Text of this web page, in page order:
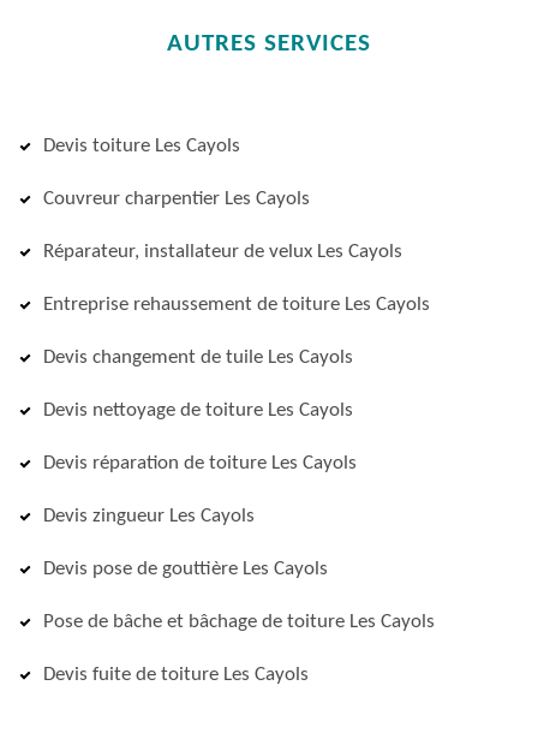
AUTRES SERVICES
Devis toiture Les Cayols
Couvreur charpentier Les Cayols
Réparateur, installateur de velux Les Cayols
Entreprise rehaussement de toiture Les Cayols
Devis changement de tuile Les Cayols
Devis nettoyage de toiture Les Cayols
Devis réparation de toiture Les Cayols
Devis zingueur Les Cayols
Devis pose de gouttière Les Cayols
Pose de bâche et bâchage de toiture Les Cayols
Devis fuite de toiture Les Cayols